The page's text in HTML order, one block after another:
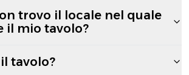
trovo il locale nel quale
il mio tavolo?
tavolo?